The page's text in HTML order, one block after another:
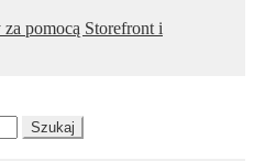
pomocą Storefront i
Szukaj